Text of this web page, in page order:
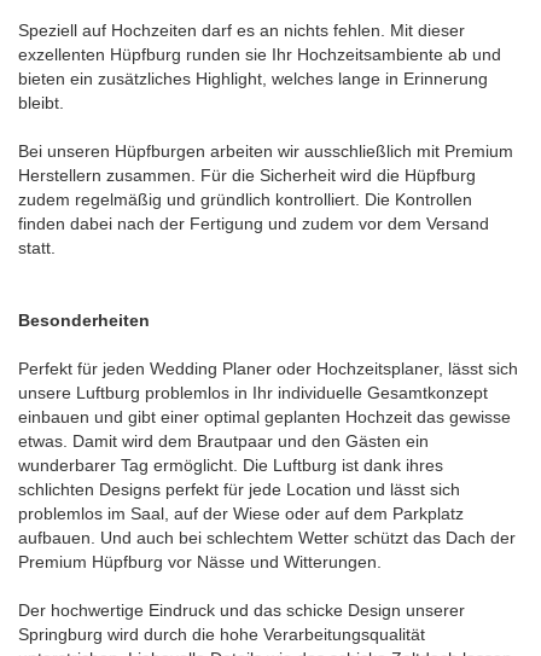
Speziell auf Hochzeiten darf es an nichts fehlen. Mit dieser
exzellenten Hüpfburg runden sie Ihr Hochzeitsambiente ab und
bieten ein zusätzliches Highlight, welches lange in Erinnerung
bleibt.
Bei unseren Hüpfburgen arbeiten wir ausschließlich mit Premium
Herstellern zusammen. Für die Sicherheit wird die Hüpfburg
zudem regelmäßig und gründlich kontrolliert. Die Kontrollen
finden dabei nach der Fertigung und zudem vor dem Versand
statt.
Besonderheiten
Perfekt für jeden Wedding Planer oder Hochzeitsplaner, lässt sich
unsere Luftburg problemlos in Ihr individuelle Gesamtkonzept
einbauen und gibt einer optimal geplanten Hochzeit das gewisse
etwas. Damit wird dem Brautpaar und den Gästen ein
wunderbarer Tag ermöglicht. Die Luftburg ist dank ihres
schlichten Designs perfekt für jede Location und lässt sich
problemlos im Saal, auf der Wiese oder auf dem Parkplatz
aufbauen. Und auch bei schlechtem Wetter schützt das Dach der
Premium Hüpfburg vor Nässe und Witterungen.
Der hochwertige Eindruck und das schicke Design unserer
Springburg wird durch die hohe Verarbeitungsqualität